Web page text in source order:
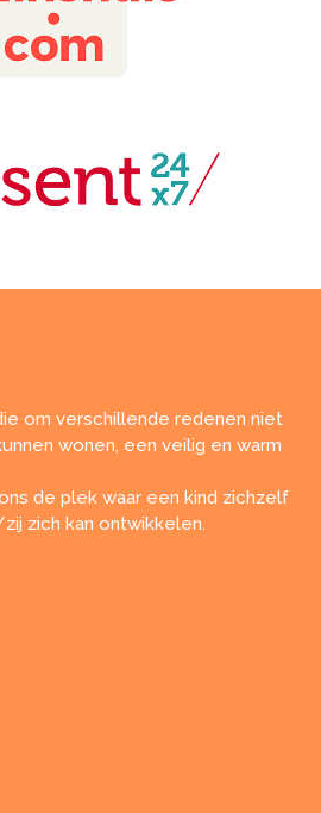
om verschillende redenen niet
wonen, een veilig en warm
de plek waar een kind zichzelf
zich kan ontwikkelen.